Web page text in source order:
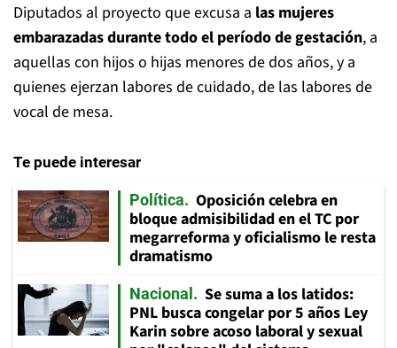
Diputados al proyecto que excusa a las mujeres
embarazadas durante todo el período de gestación, a
aquellas con hijos o hijas menores de dos años, y a
quienes ejerzan labores de cuidado, de las labores de
vocal de mesa.
Te puede interesar
Política
Oposición celebra en
bloque admisibilidad en el TC por
megarreforma y oficialismo le resta
dramatismo
Nacional
Se suma a los latidos:
PNL busca congelar por 5 años Ley
Karin sobre acoso laboral y sexual